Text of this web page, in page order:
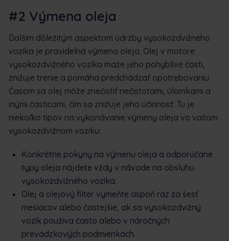
#2 Výmena oleja
Ďalším dôležitým aspektom údržby vysokozdvižného
vozíka je pravidelná výmena oleja. Olej v motore
vysokozdvižného vozíka maže jeho pohyblivé časti,
znižuje trenie a pomáha predchádzať opotrebovaniu.
Časom sa olej môže znečistiť nečistotami, úlomkami a
inými časticami, čím sa znižuje jeho účinnosť. Tu je
niekoľko tipov na vykonávanie výmeny oleja vo vašom
vysokozdvižnom vozíku:
Konkrétne pokyny na výmenu oleja a odporúčané
typy oleja nájdete vždy v návode na obsluhu
vysokozdvižného vozíka.
Olej a olejový filter vymeňte aspoň raz za šesť
mesiacov alebo častejšie, ak sa vysokozdvižný
vozík používa často alebo v náročných
prevádzkových podmienkach.